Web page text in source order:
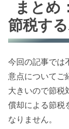
まとめ
節税す
今回の記事では
意点についてご
大きいので節税
償却による節税
なりません。